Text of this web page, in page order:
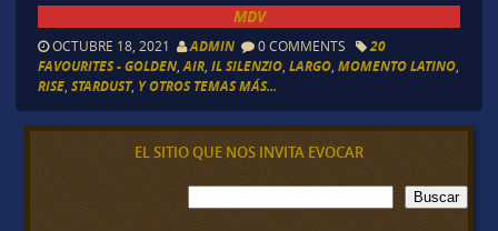
MDV
OCTUBRE 18, 2021 ADMIN 0 COMMENTS
20
FAVOURITES - GOLDEN, AIR, IL SILENZIO, LARGO, MOMENTO LATINO,
RISE, STARDUST, Y OTROS TEMAS MÁS...
EL SITIO QUE NOS INVITA EVOCAR
B
u
Buscar